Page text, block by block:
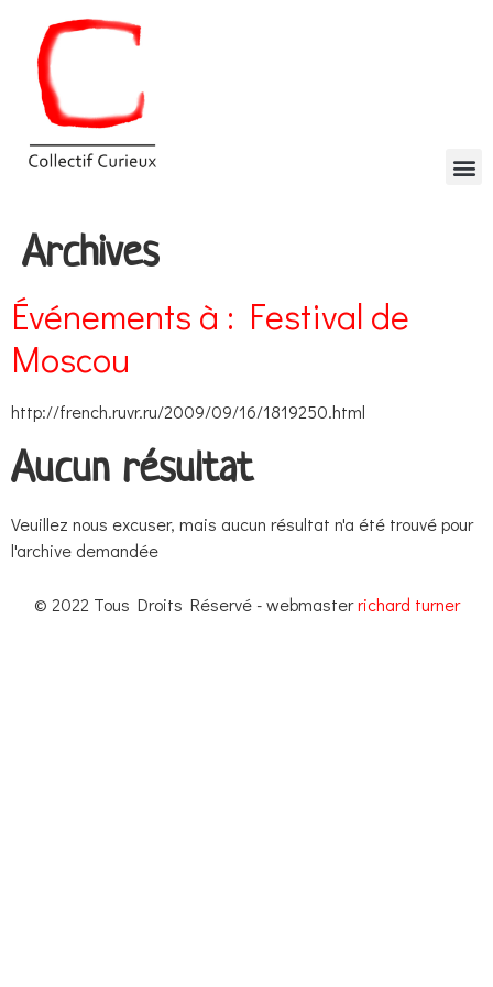
Archives
Événements à : Festival de
Moscou
http://french.ruvr.ru/2009/09/16/1819250.html
Aucun résultat
Veuillez nous excuser, mais aucun résultat n'a été trouvé pour
l'archive demandée
© 2022 Tous Droits Réservé - webmasterrichard turner